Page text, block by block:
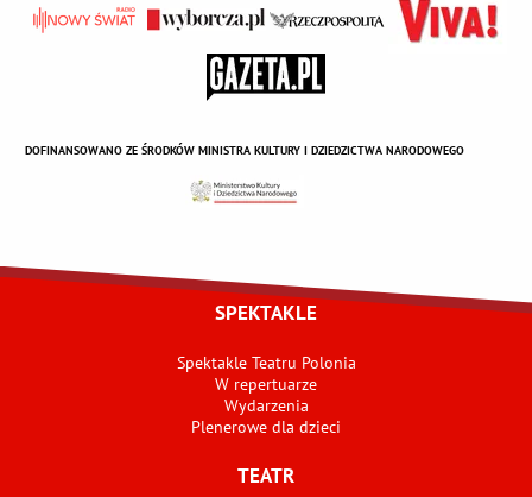
DOFINANSOWANO ZE ŚRODKÓW MINISTRA KULTURY I DZIEDZICTWA NARODOWEGO
SPEKTAKLE
Spektakle Teatru Polonia
W repertuarze
Wydarzenia
Plenerowe dla dzieci
TEATR